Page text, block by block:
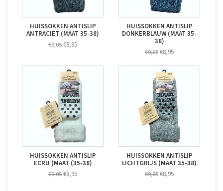
HUISSOKKEN ANTISLIP
ANTRACIET (MAAT 35-38)
€9,05 €8,95
HUISSOKKEN ANTISLIP
DONKERBLAUW (MAAT 35-
38)
€9,05 €8,95
HUISSOKKEN ANTISLIP
ECRU (MAAT (35-38)
€9,05 €8,95
HUISSOKKEN ANTISLIP
LICHTGRIJS (MAAT 35-38)
€9,05 €8,95